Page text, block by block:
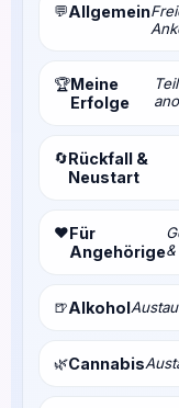
💬Allgemein
🏆Meine
Erfolge
🔄Rückfall &
Neustart
❤️Für
Angehörige
🍺Alkohol
🌿Cannabis